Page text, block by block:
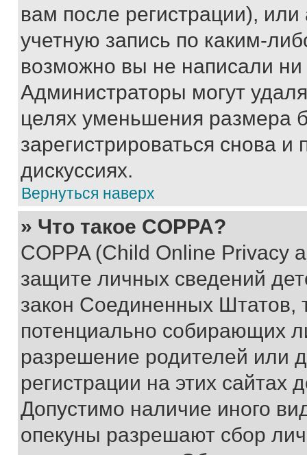
вам после регистрации),
учетную запись по каким-
возможно вы не написали
Администраторы могут
целях уменьшения размера
зарегистрироваться снова и
дискуссиях.
Вернуться наверх
» Что такое COPPA?
COPPA (Child Online Privacy
защите личных сведений
закон Соединенных Штатов,
потенциально собирающих
разрешение родителей или
регистрации на этих сайтах
Допустимо наличие иного
опекуны разрешают сбор